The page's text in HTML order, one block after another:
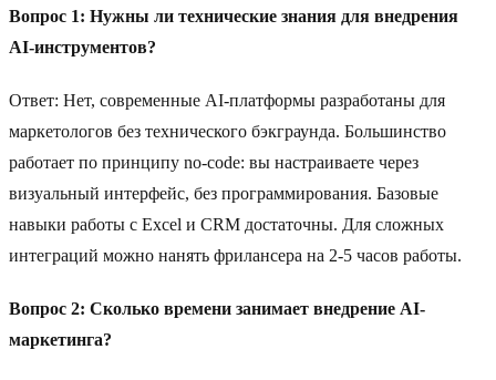
Вопрос 1: Нужны ли технические знания для внедрения
AI-инструментов?
Ответ: Нет, современные AI-платформы разработаны для
маркетологов без технического бэкграунда. Большинство
работает по принципу no-code: вы настраиваете через
визуальный интерфейс, без программирования. Базовые
навыки работы с Excel и CRM достаточны. Для сложных
интеграций можно нанять фрилансера на 2-5 часов работы.
Вопрос 2: Сколько времени занимает внедрение AI-
маркетинга?